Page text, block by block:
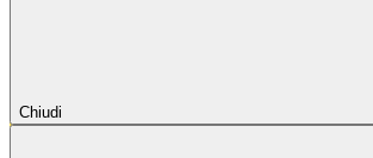
Chiudi